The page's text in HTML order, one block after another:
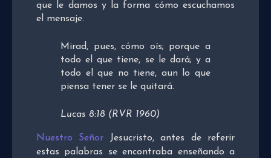
que le damos y la forma cómo escuchamos
el mensaje.
Mirad, pues, cómo oís; porque a
todo el que tiene, se le dará; y a
todo el que no tiene, aun lo que
piensa tener se le quitará.
Lucas 8:18 (RVR 1960)
Nuestro Señor Jesucristo, antes de referir
estas palabras se encontraba enseñando a